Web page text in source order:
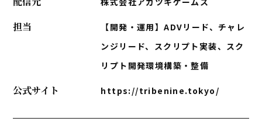
担当
【開発・運用】ADVリード、チャレ
ンジリード、スクリプト実装、スク
リプト開発環境構築・整備
公式サイト https://tribenine.tokyo/